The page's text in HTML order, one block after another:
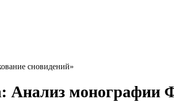
сновидений»
Анализ монографии